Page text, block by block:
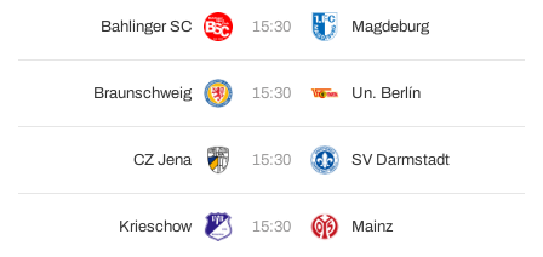
Bahlinger SC 15:30 Magdeburg
Braunschweig 15:30 Un. Berlín
CZ Jena 15:30 SV Darmstadt
Krieschow 15:30 Mainz